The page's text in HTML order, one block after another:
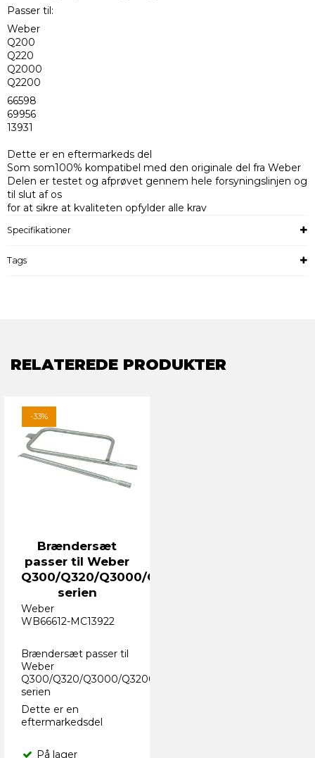
Passer til:
Weber
Q200
Q220
Q2000
Q2200
66598
69956
13931
Dette er en eftermarkeds del
Som som100% kompatibel med den originale del fra Weber
Delen er testet og afprøvet gennem hele forsyningslinjen og
til slut af os
for at sikre at kvaliteten opfylder alle krav
Specifikationer
Tags
RELATEREDE PRODUKTER
-33%
Brændersæt
passer til Weber
Q300/Q320/Q3000/Q3200-
serien
Weber
WB66612-MC13922
Brændersæt passer til
Weber
Q300/Q320/Q3000/Q3200-
serien
Dette er en
eftermarkedsdel
På lager